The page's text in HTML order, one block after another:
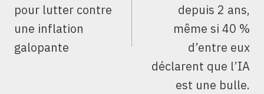
pour lutter contre
une inflation
galopante
depuis 2 ans,
même si 40 %
d’entre eux
déclarent que l’IA
est une bulle.